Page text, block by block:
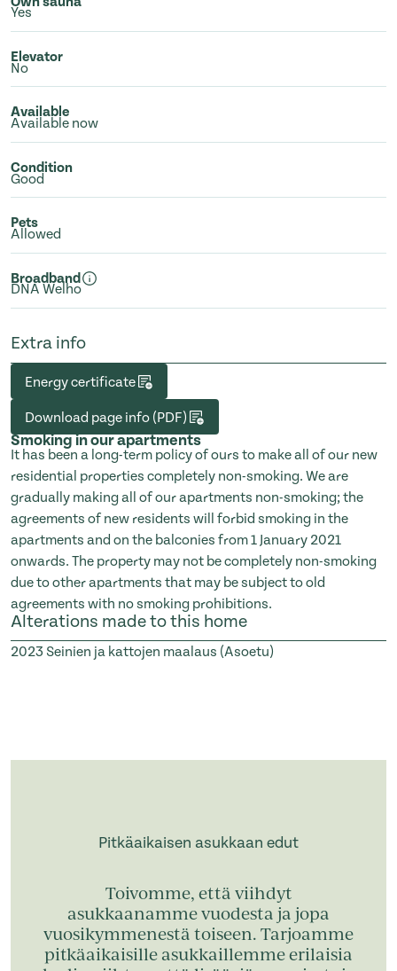
Yes
Elevator
No
Available
Available now
Condition
Good
Pets
Allowed
Broadband
DNA Welho
Extra info
Energy certificate
Download page info (PDF)
Smoking in our apartments
It has been a long-term policy of ours to make all of our new
residential properties completely non-smoking. We are
gradually making all of our apartments non-smoking; the
agreements of new residents will forbid smoking in the
apartments and on the balconies from 1 January 2021
onwards. The property may not be completely non-smoking
due to other apartments that may be subject to old
agreements with no smoking prohibitions.
Alterations made to this home
2023 Seinien ja kattojen maalaus (Asoetu)
Pitkäaikaisen asukkaan edut
Toivomme, että viihdyt
asukkaanamme vuodesta ja jopa
vuosikymmenestä toiseen. Tarjoamme
pitkäaikaisille asukkaillemme erilaisia